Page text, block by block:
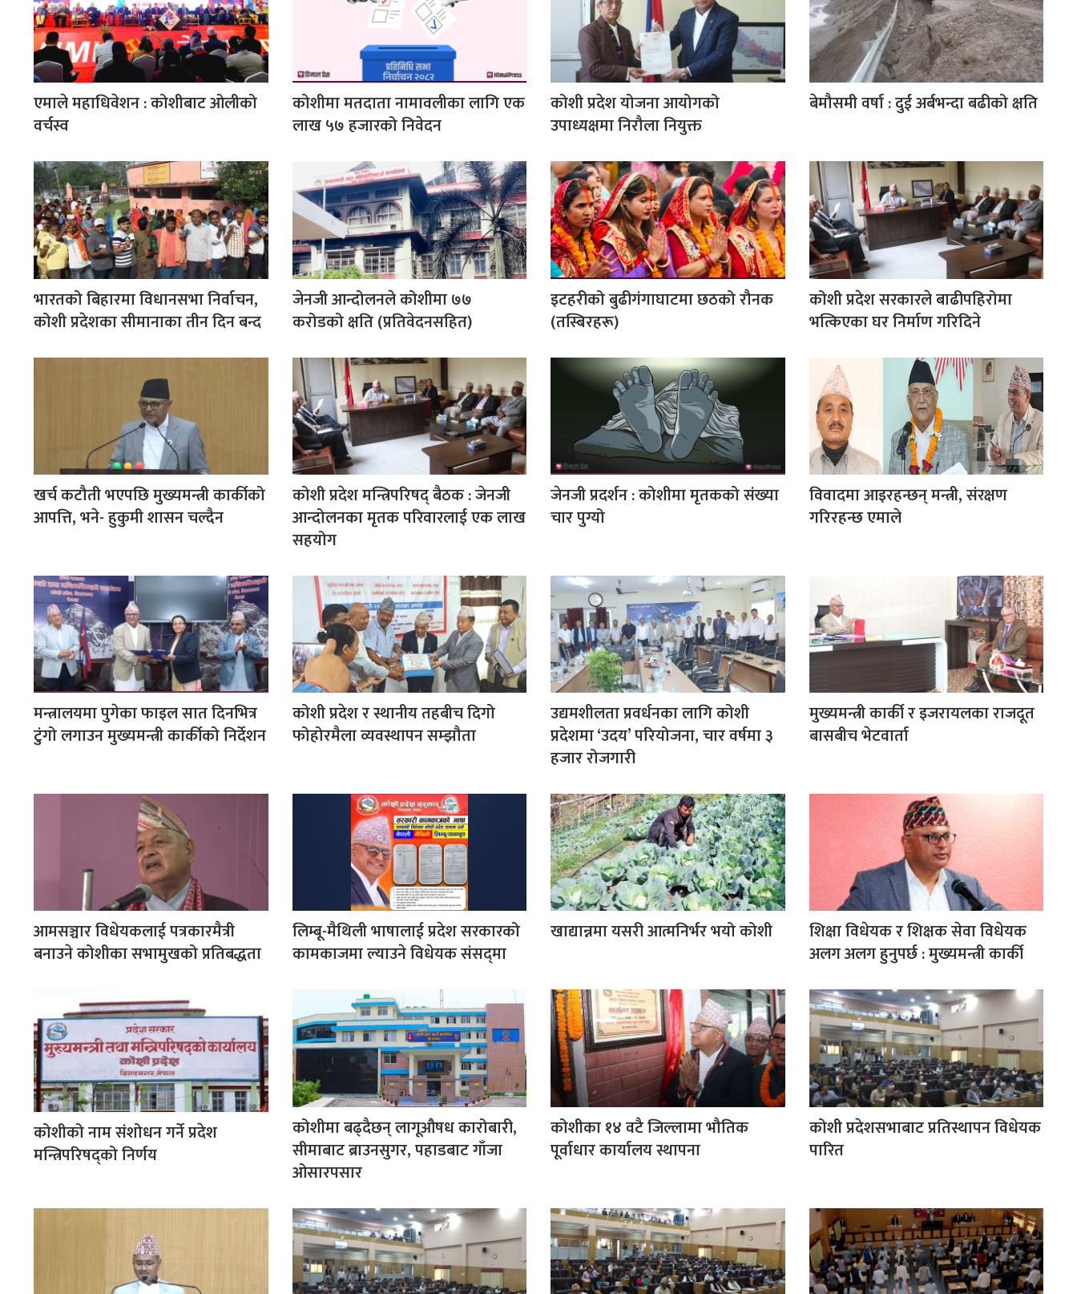
एमाले महाधिवेशन : कोशीबाट ओलीको
वर्चस्व
कोशीमा मतदाता नामावलीका लागि एक
लाख ५७ हजारको निवेदन
कोशी प्रदेश योजना आयोगको
उपाध्यक्षमा निरौला नियुक्त
बेमौसमी वर्षा : दुई अर्बभन्दा बढीको क्षति
भारतको बिहारमा विधानसभा निर्वाचन,
कोशी प्रदेशका सीमानाका तीन दिन बन्द
जेनजी आन्दोलनले कोशीमा ७७
करोडको क्षति (प्रतिवेदनसहित)
इटहरीको बुढीगंगाघाटमा छठको रौनक
(तस्बिरहरू)
कोशी प्रदेश सरकारले बाढीपहिरोमा
भत्किएका घर निर्माण गरिदिने
खर्च कटौती भएपछि मुख्यमन्त्री कार्कीको
आपत्ति, भने- हुकुमी शासन चल्दैन
कोशी प्रदेश मन्त्रिपरिषद् बैठक : जेनजी
आन्दोलनका मृतक परिवारलाई एक लाख
सहयोग
जेनजी प्रदर्शन : कोशीमा मृतकको संख्या
चार पुग्यो
विवादमा आइरहन्छन् मन्त्री, संरक्षण
गरिरहन्छ एमाले
मन्त्रालयमा पुगेका फाइल सात दिनभित्र
टुंगो लगाउन मुख्यमन्त्री कार्कीको निर्देशन
कोशी प्रदेश र स्थानीय तहबीच दिगो
फोहोरमैला व्यवस्थापन सम्झौता
उद्यमशीलता प्रवर्धनका लागि कोशी
प्रदेशमा ‘उदय’ परियोजना, चार वर्षमा ३
हजार रोजगारी
मुख्यमन्त्री कार्की र इजरायलका राजदूत
बासबीच भेटवार्ता
आमसञ्चार विधेयकलाई पत्रकारमैत्री
बनाउने कोशीका सभामुखको प्रतिबद्धता
लिम्बू-मैथिली भाषालाई प्रदेश सरकारको
कामकाजमा ल्याउने विधेयक संसद्‌मा
खाद्यान्नमा यसरी आत्मनिर्भर भयो कोशी
शिक्षा विधेयक र शिक्षक सेवा विधेयक
अलग अलग हुनुपर्छ : मुख्यमन्त्री कार्की
कोशीको नाम संशोधन गर्ने प्रदेश
मन्त्रिपरिषद्को निर्णय
कोशीमा बढ्दैछन् लागूऔषध कारोबारी,
सीमाबाट ब्राउनसुगर, पहाडबाट गाँजा
ओसारपसार
कोशीका १४ वटै जिल्लामा भौतिक
पूर्वाधार कार्यालय स्थापना
कोशी प्रदेशसभाबाट प्रतिस्थापन विधेयक
पारित